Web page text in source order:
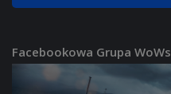
Facebookowa Grupa WoWs